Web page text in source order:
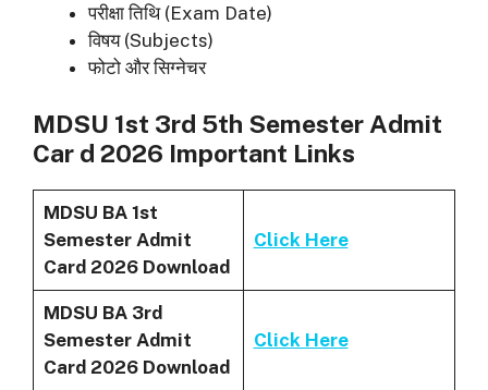
परीक्षा तिथि (Exam Date)
विषय (Subjects)
फोटो और सिग्नेचर
MDSU 1st 3rd 5th Semester Admit
Car d 2026 Important Links
MDSU BA 1st
Semester Admit
Card 2026 Download
Click Here
MDSU BA 3rd
Semester Admit
Card 2026 Download
Click Here